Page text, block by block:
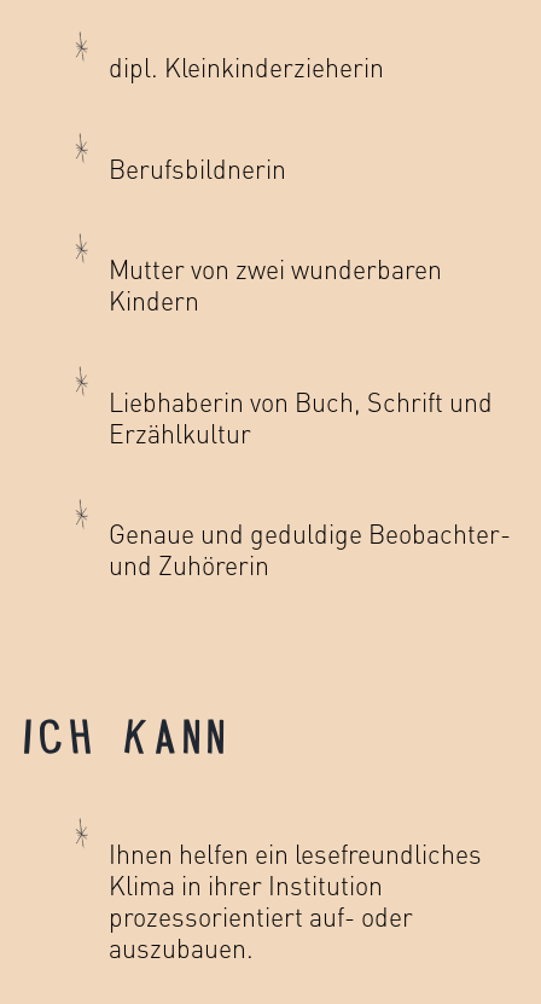
dipl. Kleinkinderzieherin
Berufsbildnerin
Mutter von zwei wunderbaren
Kindern
Liebhaberin von Buch, Schrift und
Erzählkultur
Genaue und geduldige Beobachter-
und Zuhörerin
ICH KANN
Ihnen helfen ein lesefreundliches
Klima in ihrer Institution
prozessorientiert auf- oder
auszubauen.